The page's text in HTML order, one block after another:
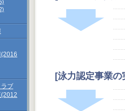
[泳力認定事業の
ブ